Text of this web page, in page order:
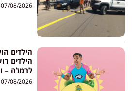
07/08/2026
הילדים
הילדים
לרמלה –
07/08/2026